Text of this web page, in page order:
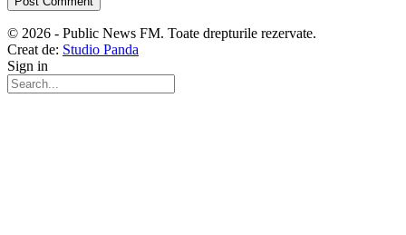
© 2026 - Public News FM. Toate drepturile rezervate.
Creat de: Studio Panda
Sign in